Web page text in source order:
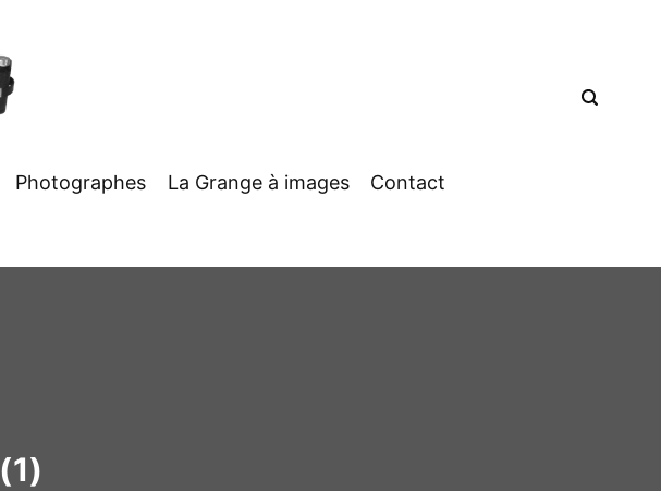
Photographes La Grange à images Contact
(1)